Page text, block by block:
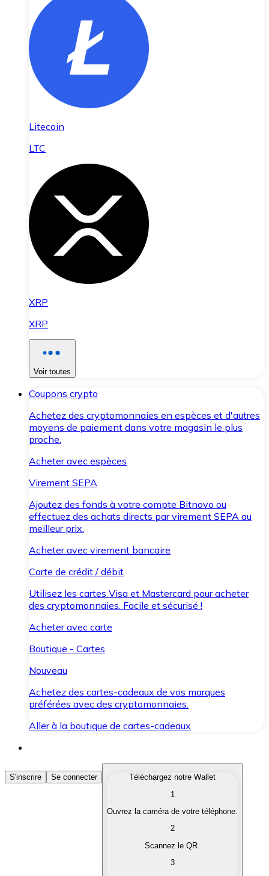
Litecoin
LTC
XRP
XRP
Voir toutes
Coupons crypto
Achetez des cryptomonnaies en espèces et d'autres
moyens de paiement dans votre magasin le plus
proche.
Acheter avec espèces
Virement SEPA
Ajoutez des fonds à votre compte Bitnovo ou
effectuez des achats directs par virement SEPA au
meilleur prix.
Acheter avec virement bancaire
Carte de crédit / débit
Utilisez les cartes Visa et Mastercard pour acheter
des cryptomonnaies. Facile et sécurisé !
Acheter avec carte
Boutique - Cartes
Nouveau
Achetez des cartes-cadeaux de vos marques
préférées avec des cryptomonnaies.
Aller à la boutique de cartes-cadeaux
Acheter des Cryptomonnaies
Achetez les cryptomonnaies qui vous intéressent
Convertissez vos cryptomonnaies en monnaie
S'inscrire Se connecter
Téléchargez notre Wallet
1
Ouvrez la caméra de votre téléphone.
2
Scannez le QR.
3